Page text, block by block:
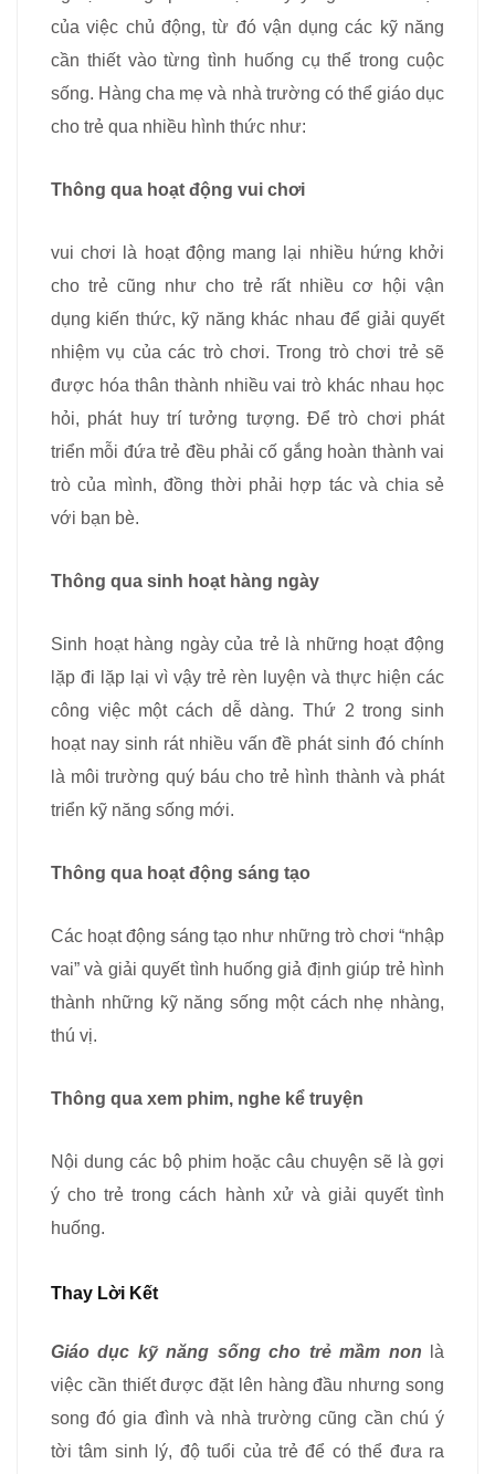
của việc chủ động, từ đó vận dụng các kỹ năng
cần thiết vào từng tình huống cụ thể trong cuộc
sống. Hàng cha mẹ và nhà trường có thể giáo dục
cho trẻ qua nhiều hình thức như:
Thông qua hoạt động vui chơi
vui chơi là hoạt động mang lại nhiều hứng khởi
cho trẻ cũng như cho trẻ rất nhiều cơ hội vận
dụng kiến thức, kỹ năng khác nhau để giải quyết
nhiệm vụ của các trò chơi. Trong trò chơi trẻ sẽ
được hóa thân thành nhiều vai trò khác nhau học
hỏi, phát huy trí tưởng tượng. Để trò chơi phát
triển mỗi đứa trẻ đều phải cố gắng hoàn thành vai
trò của mình, đồng thời phải hợp tác và chia sẻ
với bạn bè.
Thông qua sinh hoạt hàng ngày
Sinh hoạt hàng ngày của trẻ là những hoạt động
lặp đi lặp lại vì vậy trẻ rèn luyện và thực hiện các
công việc một cách dễ dàng. Thứ 2 trong sinh
hoạt nay sinh rát nhiều vấn đề phát sinh đó chính
là môi trường quý báu cho trẻ hình thành và phát
triển kỹ năng sống mới.
Thông qua hoạt động sáng tạo
Các hoạt động sáng tạo như những trò chơi “nhập
vai” và giải quyết tình huống giả định giúp trẻ hình
thành những kỹ năng sống một cách nhẹ nhàng,
thú vị.
Thông qua xem phim, nghe kể truyện
Nội dung các bộ phim hoặc câu chuyện sẽ là gợi
ý cho trẻ trong cách hành xử và giải quyết tình
huống.
Thay Lời Kết
Giáo dục kỹ năng sống cho trẻ mầm non là
việc cần thiết được đặt lên hàng đầu nhưng song
song đó gia đình và nhà trường cũng cần chú ý
tời tâm sinh lý, độ tuổi của trẻ để có thể đưa ra